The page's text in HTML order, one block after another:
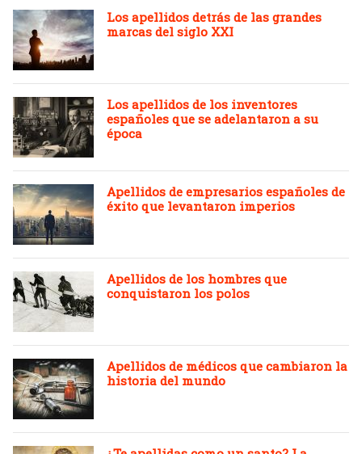
Los apellidos detrás de las grandes
marcas del siglo XXI
Los apellidos de los inventores
españoles que se adelantaron a su
época
Apellidos de empresarios españoles de
éxito que levantaron imperios
Apellidos de los hombres que
conquistaron los polos
Apellidos de médicos que cambiaron la
historia del mundo